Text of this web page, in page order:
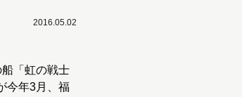
2016.05.02
「虹の戦士
今年3月、福